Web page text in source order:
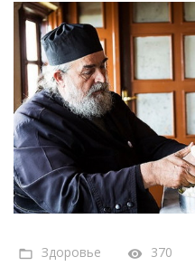
Здоровье 370